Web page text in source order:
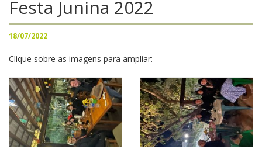
Festa Junina 2022
18/07/2022
Clique sobre as imagens para ampliar: